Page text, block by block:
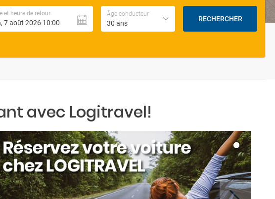
et heure de retour Âge conducteur
30 ans
RECHERCHER
avec Logitravel!